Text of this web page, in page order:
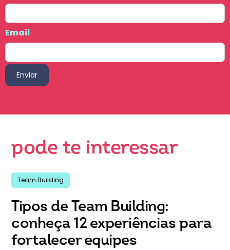
Email
pode te interessar
Team Building
Tipos de Team Building:
conheça 12 experiências para
fortalecer equipes